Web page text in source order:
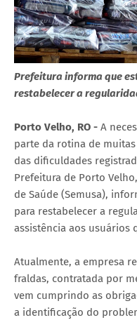
Prefeitura informa que
restabelecer a
Porto Velho, RO - A
parte da rotina de
das dificuldades
Prefeitura de Porto
de Saúde (Semusa),
para restabelecer a
assistência aos usuários
Atualmente, a empresa
fraldas, contratada por
vem cumprindo as
a identificação do